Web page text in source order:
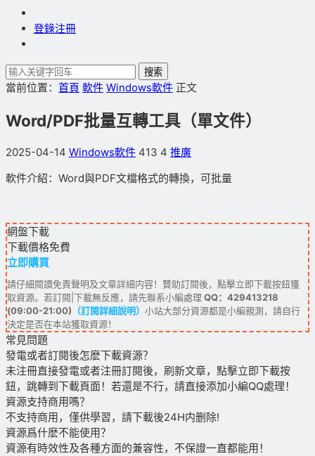
登錄注冊
搜索
當前位置： 首頁 軟件 Windows軟件 正文
Word/PDF批量互轉工具（單文件）
2025-04-14 Windows軟件 413 4 推廣
軟件介紹：Word與PDF文檔格式的轉換，可批量
網盤下載
下載價格免費
立即購買
請仔細閱讀免責聲明及文章詳細内容！贊助訂閱後，點擊立即下載按鈕獲
取資源。若訂閱|下載無反應，請先聯系小編處理 QQ：429413218
(09:00-21:00) （訂閱詳細說明） 小站大部分資源都是小編親測，請自行
決定是否在本站獲取資源！
常見問題
發電或者訂閱後怎麽下載資源？
未注冊直接發電或者注冊訂閱後，刷新文章，點擊立即下載按
鈕，跳轉到下載頁面！若還是不行，請直接添加小編QQ處理！
資源支持商用嗎？
不支持商用，僅供學習，請下載後24H内删除!
資源爲什麽不能使用？
資源有時效性及各種方面的兼容性，不保證一直都能用！